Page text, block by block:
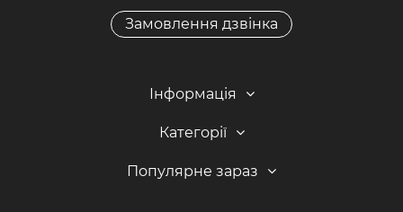
Замовлення дзвінка
Інформація
Категорії
Популярне зараз